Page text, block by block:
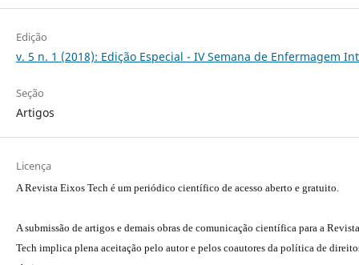
Edição
v. 5 n. 1 (2018): Edição Especial - IV Semana de Enfermagem
Seção
Artigos
Licença
A Revista Eixos Tech é um periódico científico de acesso aberto e gratuito.
A submissão de artigos e demais obras de comunicação científica para a
Tech implica plena aceitação pelo autor e pelos coautores da política de